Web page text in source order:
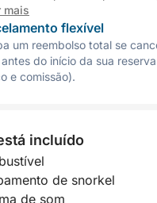
mais
flexível
um reembolso total se
antes do início da sua
e comissão).
incluído
de snorkel
de som